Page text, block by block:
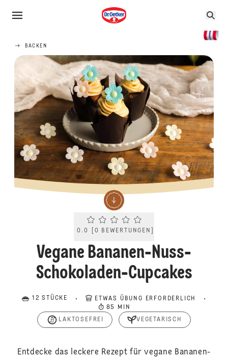
BACKEN
Current rating 0.0. Click to rate.
0.0 0 BEWERTUNGEN
Vegane Bananen-Nuss-
Schokoladen-Cupcakes
12 STÜCKE
ETWAS ÜBUNG ERFORDERLICH
85 MIN
LAKTOSEFREI
VEGETARISCH
Entdecke das leckere Rezept für vegane Bananen-